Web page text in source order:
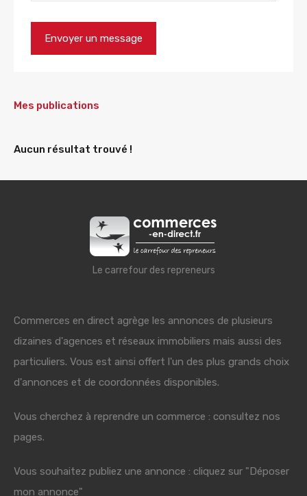
Mes publications
Aucun résultat trouvé !
Le carrefour des repreneurs
Commerces en direct agrège les annonces de plusieurs
dizaines d'agences et réseaux immobiliers mais aussi des
particuliers. Vous est ainsi offert l'un des plus grands choix
d'annonces et de coordonnées disponibles.
Vous cherchez à reprendre un commerce : consultez nos
pages.
Vous souhaitez publiez une annonce : cliquez sur "Déposer
mon annonce"